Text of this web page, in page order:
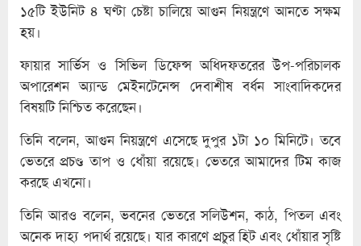
১৫টি ইউনিট ৪ ঘণ্টা চেষ্টা চালিয়ে আগুন নিয়ন্ত্রণে আনতে সক্ষম
হয়।
ফায়ার সার্ভিস ও সিভিল ডিফেন্স অধিদফতরের উপ-পরিচালক
অপারেশন অ্যান্ড মেইনটেনেন্স দেবাশীষ বর্ধন সাংবাদিকদের
বিষয়টি নিশ্চিত করেছেন।
তিনি বলেন, আগুন নিয়ন্ত্রণে এসেছে দুপুর ১টা ১০ মিনিটে। তবে
ভেতরে প্রচণ্ড তাপ ও ধোঁয়া রয়েছে। ভেতরে আমাদের টিম কাজ
করছে এখনো।
তিনি আরও বলেন, ভবনের ভেতরে সলিউশন, কাঠ, পিতল এবং
অনেক দাহ্য পদার্থ রয়েছে। যার কারণে প্রচুর হিট এবং ধোঁয়ার সৃষ্টি